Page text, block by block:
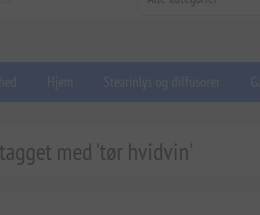
Hjem Stearinlys og diffusorer
med 'tør hvidvin'